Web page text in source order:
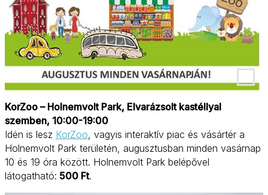
KorZoo – Holnemvolt Park, Elvarázsolt kastéllyal
szemben, 10:00-19:00
Idén is lesz KorZoo , vagyis interaktív piac és vásártér a
Holnemvolt Park területén, augusztusban minden vasárnap
10 és 19 óra között. Holnemvolt Park belépővel
látogatható: 500 Ft.